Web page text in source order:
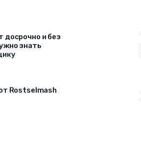
досрочно и без
знать
Rostselmash